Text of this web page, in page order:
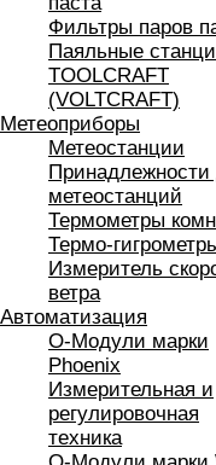
Фильтры паров
Паяльные
TOOLCRAFT
(VOLTCRAFT)
Метеоприборы
Метеостанции
Принадлежности
метеостанций
Термометры
Термо-
Измеритель
ветра
Автоматизация
O-Модули марки
Phoenix
Измерительная и
регулировочная
техника